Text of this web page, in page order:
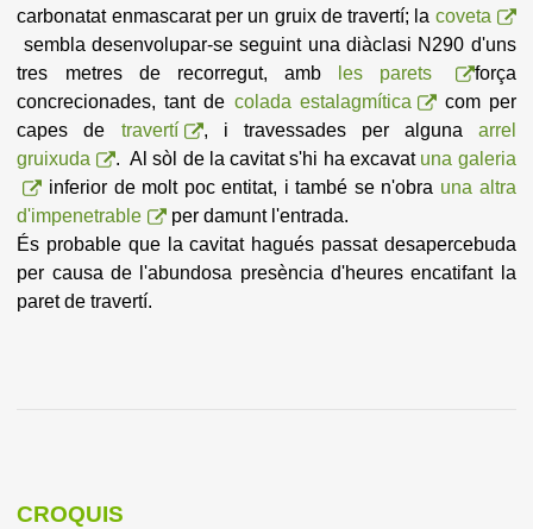
carbonatat enmascarat per un gruix de travertí; la coveta
sembla desenvolupar-se seguint una diàclasi N290 d'uns
tres metres de recorregut, amb
les parets
força
concrecionades, tant de colada estalagmítica
com per
capes de travertí , i travessades per alguna arrel
gruixuda
. Al sòl de la cavitat s'hi ha excavat una galeria
inferior de molt poc entitat, i també se n'obra una altra
d'impenetrable
per damunt l'entrada.
És probable que la cavitat hagués passat desapercebuda
per causa de l'abundosa presència d'heures encatifant la
paret de travertí.
CROQUIS